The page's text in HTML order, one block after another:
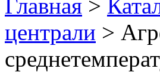
Главная >
централи >